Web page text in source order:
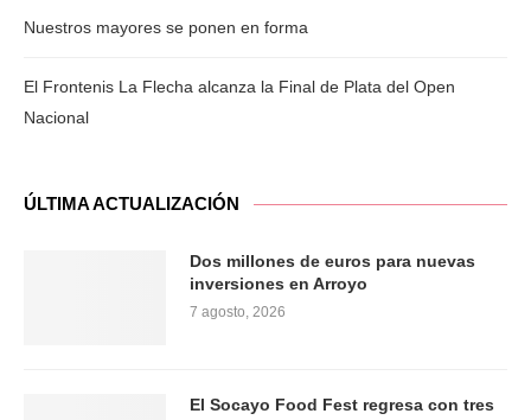
Nuestros mayores se ponen en forma
El Frontenis La Flecha alcanza la Final de Plata del Open
Nacional
ÚLTIMA ACTUALIZACIÓN
Dos millones de euros para nuevas
inversiones en Arroyo
7 agosto, 2026
El Socayo Food Fest regresa con tres